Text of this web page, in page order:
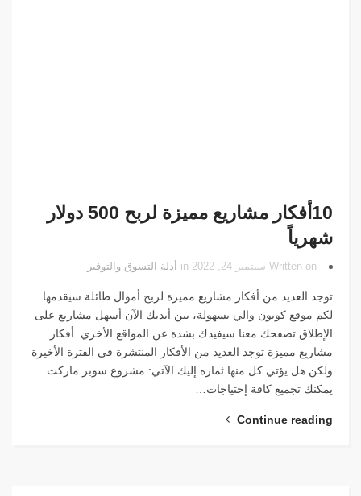
10أفكار مشاريع مميزة لربح 500 دولار
شهرياً
Written on سبتمبر 24, 2022 in أدلة التسوق والتوفير
توجد العديد من أفكار مشاريع مميزة لربح أموال طائلة سيقدمها
لكم موقع كوبون والي بسهولة، بين أيديك الآن أسهل مشاريع على
الإطلاق تصفحك معنا سيفيدك بشدة عن المواقع الأخري. أفكار
مشاريع مميزة توجد العديد من الأفكار المنتشرة في الفترة الأخيرة
ولكن هل يؤتي كل منها ثماره إليك الآتي: مشروع سوبر ماركت
يمكنك تجميع كافة إحتياجات…
Continue reading